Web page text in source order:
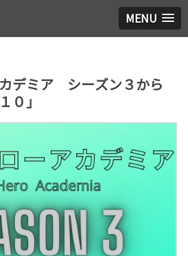
MENU
デミア シーズン３から
０」